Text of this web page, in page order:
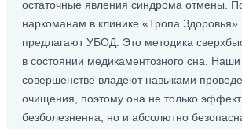
остаточные явления синдрома отмены.
наркоманам в клинике «Тропа Здоровья»
предлагают УБОД. Это методика
в состоянии медикаментозного сна.
совершенстве владеют навыками
очищения, поэтому она не только
безболезненна, но и абсолютно